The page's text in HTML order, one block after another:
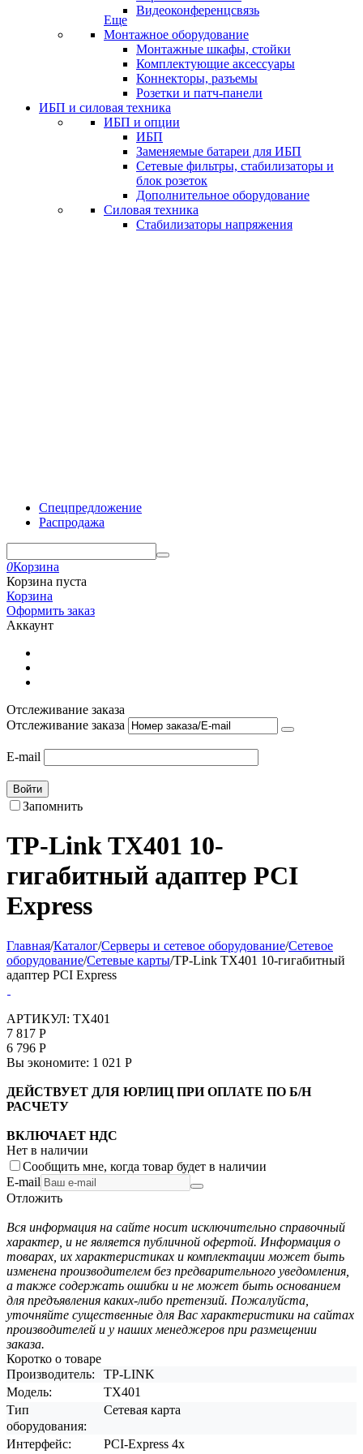
Видеоконференцсвязь
Еще
Монтажное оборудование
Монтажные шкафы, стойки
Комплектующие аксессуары
Коннекторы, разъемы
Розетки и патч-панели
ИБП и силовая техника
ИБП и опции
ИБП
Заменяемые батареи для ИБП
Сетевые фильтры, стабилизаторы и
блок розеток
Дополнительное оборудование
Силовая техника
Стабилизаторы напряжения
Спецпредложение
Распродажа
0Корзина
Корзина пуста
Корзина
Оформить заказ
Аккаунт
Отслеживание заказа
Отслеживание заказа
E-mail
Войти
Запомнить
TP-Link TX401 10-
гигабитный адаптер PCI
Express
Главная/Каталог/Серверы и сетевое оборудование/Сетевое
оборудование/Сетевые карты/TP-Link TX401 10-гигабитный
адаптер PCI Express
АРТИКУЛ: TX401
7 817 Р
6 796 Р
Вы экономите: 1 021 Р
ДЕЙСТВУЕТ ДЛЯ ЮРЛИЦ ПРИ ОПЛАТЕ ПО Б/Н
РАСЧЕТУ
ВКЛЮЧАЕТ НДС
Нет в наличии
Сообщить мне, когда товар будет в наличии
E-mail
Отложить
Вся информация на сайте носит исключительно справочный
характер, и не является публичной офертой. Информация о
товарах, их характеристиках и комплектации может быть
изменена производителем без предварительного уведомления,
а также содержать ошибки и не может быть основанием
для предъявления каких-либо претензий. Пожалуйста,
уточняйте существенные для Вас характеристики на сайтах
производителей и у наших менеджеров при размещении
заказа.
Коротко о товаре
Производитель:
TP-LINK
Модель:
TX401
Тип
оборудования:
Сетевая карта
Интерфейс: PCI-Express 4x